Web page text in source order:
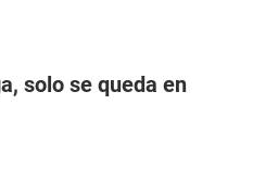
solo se queda en